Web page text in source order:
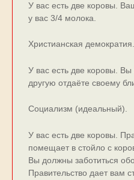
У ваc еcть две коpовы.
у ваc 3/4 молока.
Христианская демократия.
У вас есть две коровы. Вы
другую отдаёте своему
Социализм (идеальный).
У вас есть две коровы.
помещает в cтойло c
Вы должны заботитьcя
Пpавительcтво дает вам